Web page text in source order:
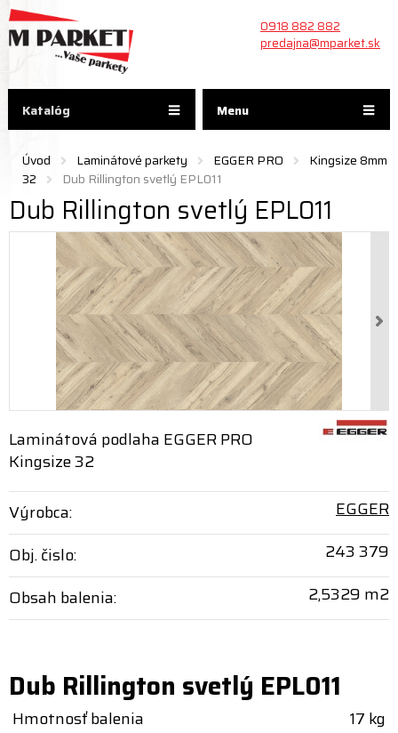
Menu
0918 882 882
predajna@mparket.sk
Úvod Laminátové parkety EGGER PRO
Kingsize 8mm
32
Dub Rillington svetlý EPL011
Dub Rillington svetlý EPL011
Laminátová podlaha EGGER PRO
Kingsize 32
Výrobca:
EGGER
Obj. čislo:
243 379
Obsah balenia:
2,5329 m2
Dub Rillington svetlý EPL011
Hmotnosť balenia
17 kg
Katalóg